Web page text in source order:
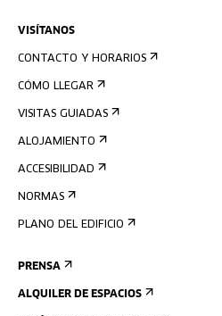
VISÍTANOS
CONTACTO Y HORARIOS
CÓMO LLEGAR
VISITAS GUIADAS
ALOJAMIENTO
ACCESIBILIDAD
NORMAS
PLANO DEL EDIFICIO
PRENSA
ALQUILER DE ESPACIOS